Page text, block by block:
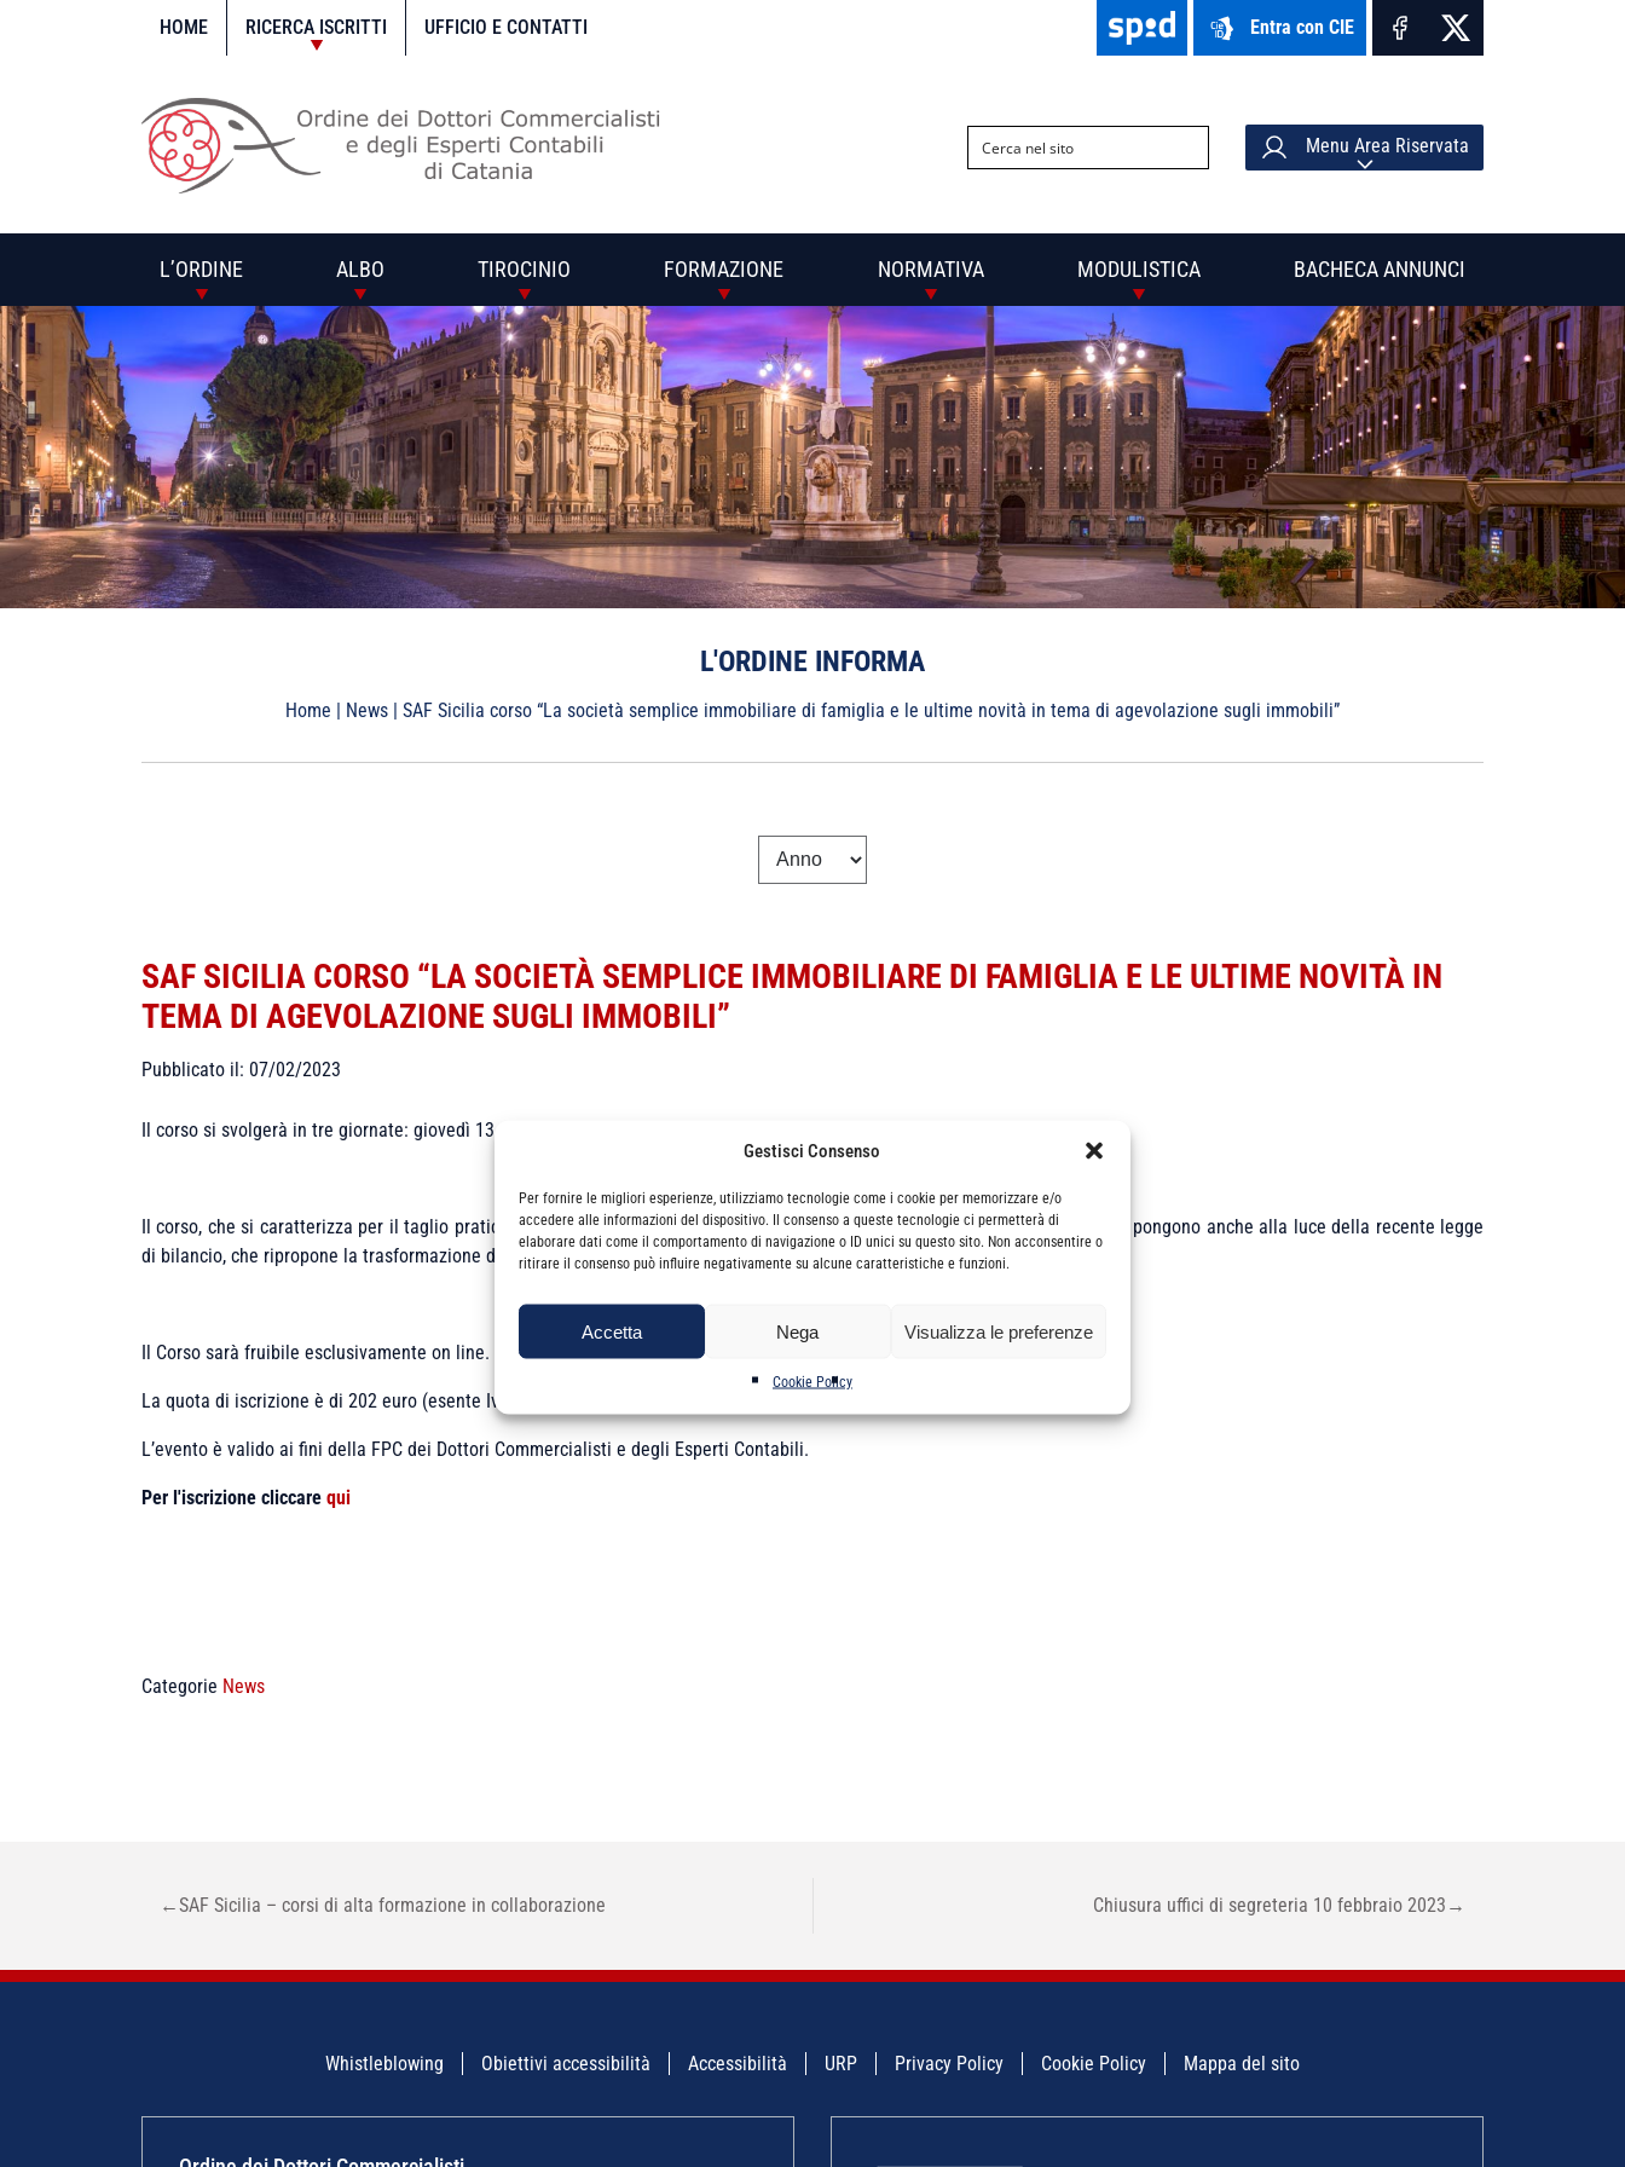
Gestisci Consenso
Per fornire le migliori esperienze, utilizziamo tecnologie come i cookie per memorizzare e/o
accedere alle informazioni del dispositivo. Il consenso a queste tecnologie ci permetterà di
elaborare dati come il comportamento di navigazione o ID unici su questo sito. Non acconsentire o
ritirare il consenso può influire negativamente su alcune caratteristiche e funzioni.
Accetta Nega Visualizza le preferenze
Cookie Policy
HOME RICERCA ISCRITTI UFFICIO E CONTATTI Entra con CIE
Menu Area Riservata
L’ORDINE ALBO TIROCINIO FORMAZIONE NORMATIVA MODULISTICA BACHECA ANNUNCI
L'ORDINE INFORMA
Home | News | SAF Sicilia corso “La società semplice immobiliare di famiglia e le ultime novità in tema di agevolazione sugli immobili”
SAF SICILIA CORSO “LA SOCIETÀ SEMPLICE IMMOBILIARE DI FAMIGLIA E LE ULTIME NOVITÀ IN
TEMA DI AGEVOLAZIONE SUGLI IMMOBILI”
Pubblicato il: 07/02/2023
Il corso si svolgerà in tre giornate: giovedì 13, mercoledì 19 e mercoledì 26 aprile 2023 dalle ore 9.00 alle ore 13.00.
Il corso, che si caratterizza per il taglio pratico e l’alto profilo dei relatori, cercherà di trovare risposte agli interrogativi che si pongono anche alla luce della recente legge
di bilancio, che ripropone la trasformazione di società commerciali in società semplice con rilevanti agevolazioni fiscali.
Il Corso sarà fruibile esclusivamente on line.
La quota di iscrizione è di 202 euro (esente Iva Art.10, n.20 Dpr 633/72).
L’evento è valido ai fini della FPC dei Dottori Commercialisti e degli Esperti Contabili.
Per l'iscrizione cliccare qui
Categorie News
←SAF Sicilia – corsi di alta formazione in collaborazione Chiusura uffici di segreteria 10 febbraio 2023 →
Whistleblowing Obiettivi accessibilità Accessibilità URP Privacy Policy Cookie Policy Mappa del sito